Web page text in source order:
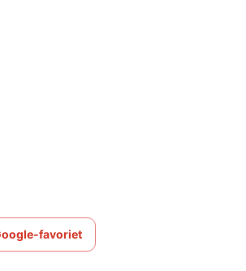
favoriet